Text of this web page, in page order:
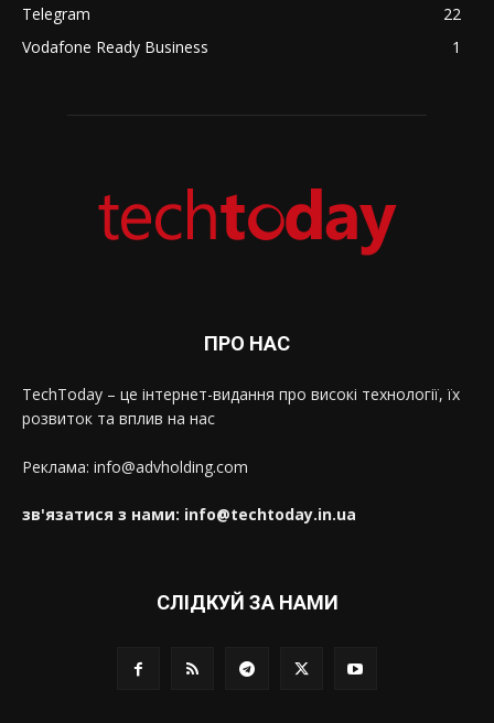
Telegram
22
Vodafone Ready Business
1
ПРО НАС
TechToday – це інтернет-видання про високі технології, їх
розвиток та вплив на нас
Реклама: info@advholding.com
зв'язатися з нами: info@techtoday.in.ua
СЛІДКУЙ ЗА НАМИ